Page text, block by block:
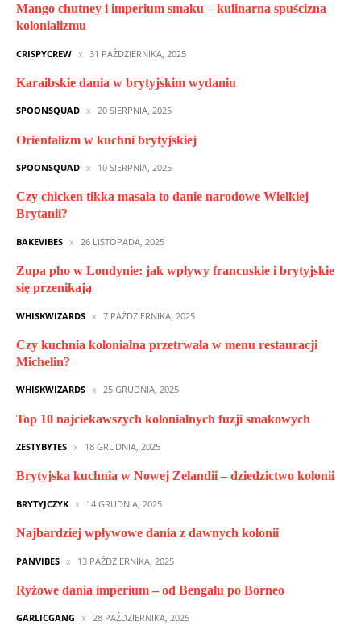
Mango chutney i imperium smaku – kulinarna spuścizna
kolonializmu
CRISPYCREW 31 PAŹDZIERNIKA, 2025
Karaibskie dania w brytyjskim wydaniu
SPOONSQUAD 20 SIERPNIA, 2025
Orientalizm w kuchni brytyjskiej
SPOONSQUAD 10 SIERPNIA, 2025
Czy chicken tikka masala to danie narodowe Wielkiej
Brytanii?
BAKEVIBES 26 LISTOPADA, 2025
Zupa pho w Londynie: jak wpływy francuskie i brytyjskie
się przenikają
WHISKWIZARDS 7 PAŹDZIERNIKA, 2025
Czy kuchnia kolonialna przetrwała w menu restauracji
Michelin?
WHISKWIZARDS 25 GRUDNIA, 2025
Top 10 najciekawszych kolonialnych fuzji smakowych
ZESTYBYTES 18 GRUDNIA, 2025
Brytyjska kuchnia w Nowej Zelandii – dziedzictwo kolonii
BRYTYJCZYK 14 GRUDNIA, 2025
Najbardziej wpływowe dania z dawnych kolonii
PANVIBES 13 PAŹDZIERNIKA, 2025
Ryżowe dania imperium – od Bengalu po Borneo
GARLICGANG 28 PAŹDZIERNIKA, 2025